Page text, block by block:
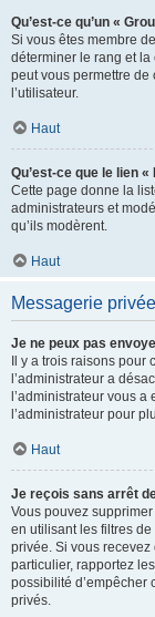
Qu’est-ce qu’un «
Si vous êtes membre
déterminer le rang et la
peut vous permettre
l’utilisateur.
Haut
Qu’est-ce que le lien «
Cette page donne la
administrateurs et
qu’ils modèrent.
Haut
Messagerie privée
Je ne peux pas
Il y a trois raisons
l’administrateur a
l’administrateur vous
l’administrateur pour
Haut
Je reçois sans arrêt
Vous pouvez
en utilisant les filtres
privée. Si vous recevez
particulier, rapportez
possibilité d’empêcher
privés.